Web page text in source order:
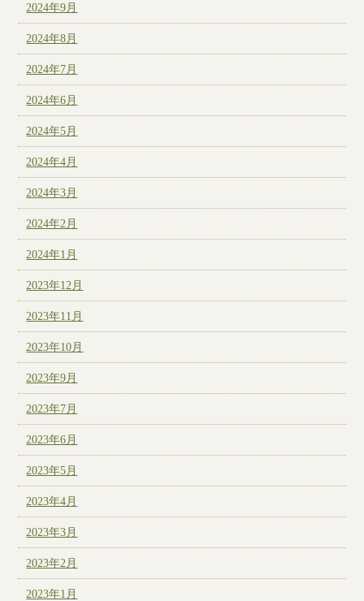
2024年9月
2024年8月
2024年7月
2024年6月
2024年5月
2024年4月
2024年3月
2024年2月
2024年1月
2023年12月
2023年11月
2023年10月
2023年9月
2023年7月
2023年6月
2023年5月
2023年4月
2023年3月
2023年2月
2023年1月